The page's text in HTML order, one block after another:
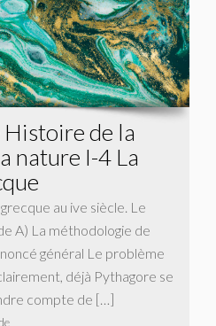
de la
nature I-4 La
au ive siècle. Le
A) La méthodologie de
général Le problème
déjà Pythagore se
compte de […]